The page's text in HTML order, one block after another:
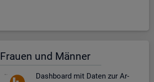
Frau­en und Män­ner
Dash­board mit Daten zur Ar­